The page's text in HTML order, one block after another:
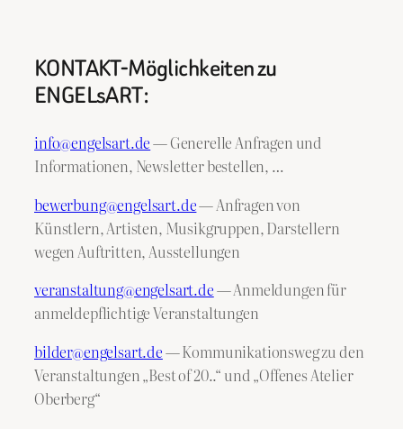
KONTAKT-Möglichkeiten zu
ENGELsART:
info@engelsart.de— Generelle Anfragen und
Informationen, Newsletter bestellen, …
bewerbung@engelsart.de— Anfragen von
Künstlern, Artisten, Musikgruppen, Darstellern
wegen Auftritten, Ausstellungen
veranstaltung@engelsart.de— Anmeldungen für
anmeldepflichtige Veranstaltungen
bilder@engelsart.de— Kommunikationsweg zu den
Veranstaltungen „Best of 20..“ und „Offenes Atelier
Oberberg“